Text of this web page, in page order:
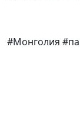
#Монголия